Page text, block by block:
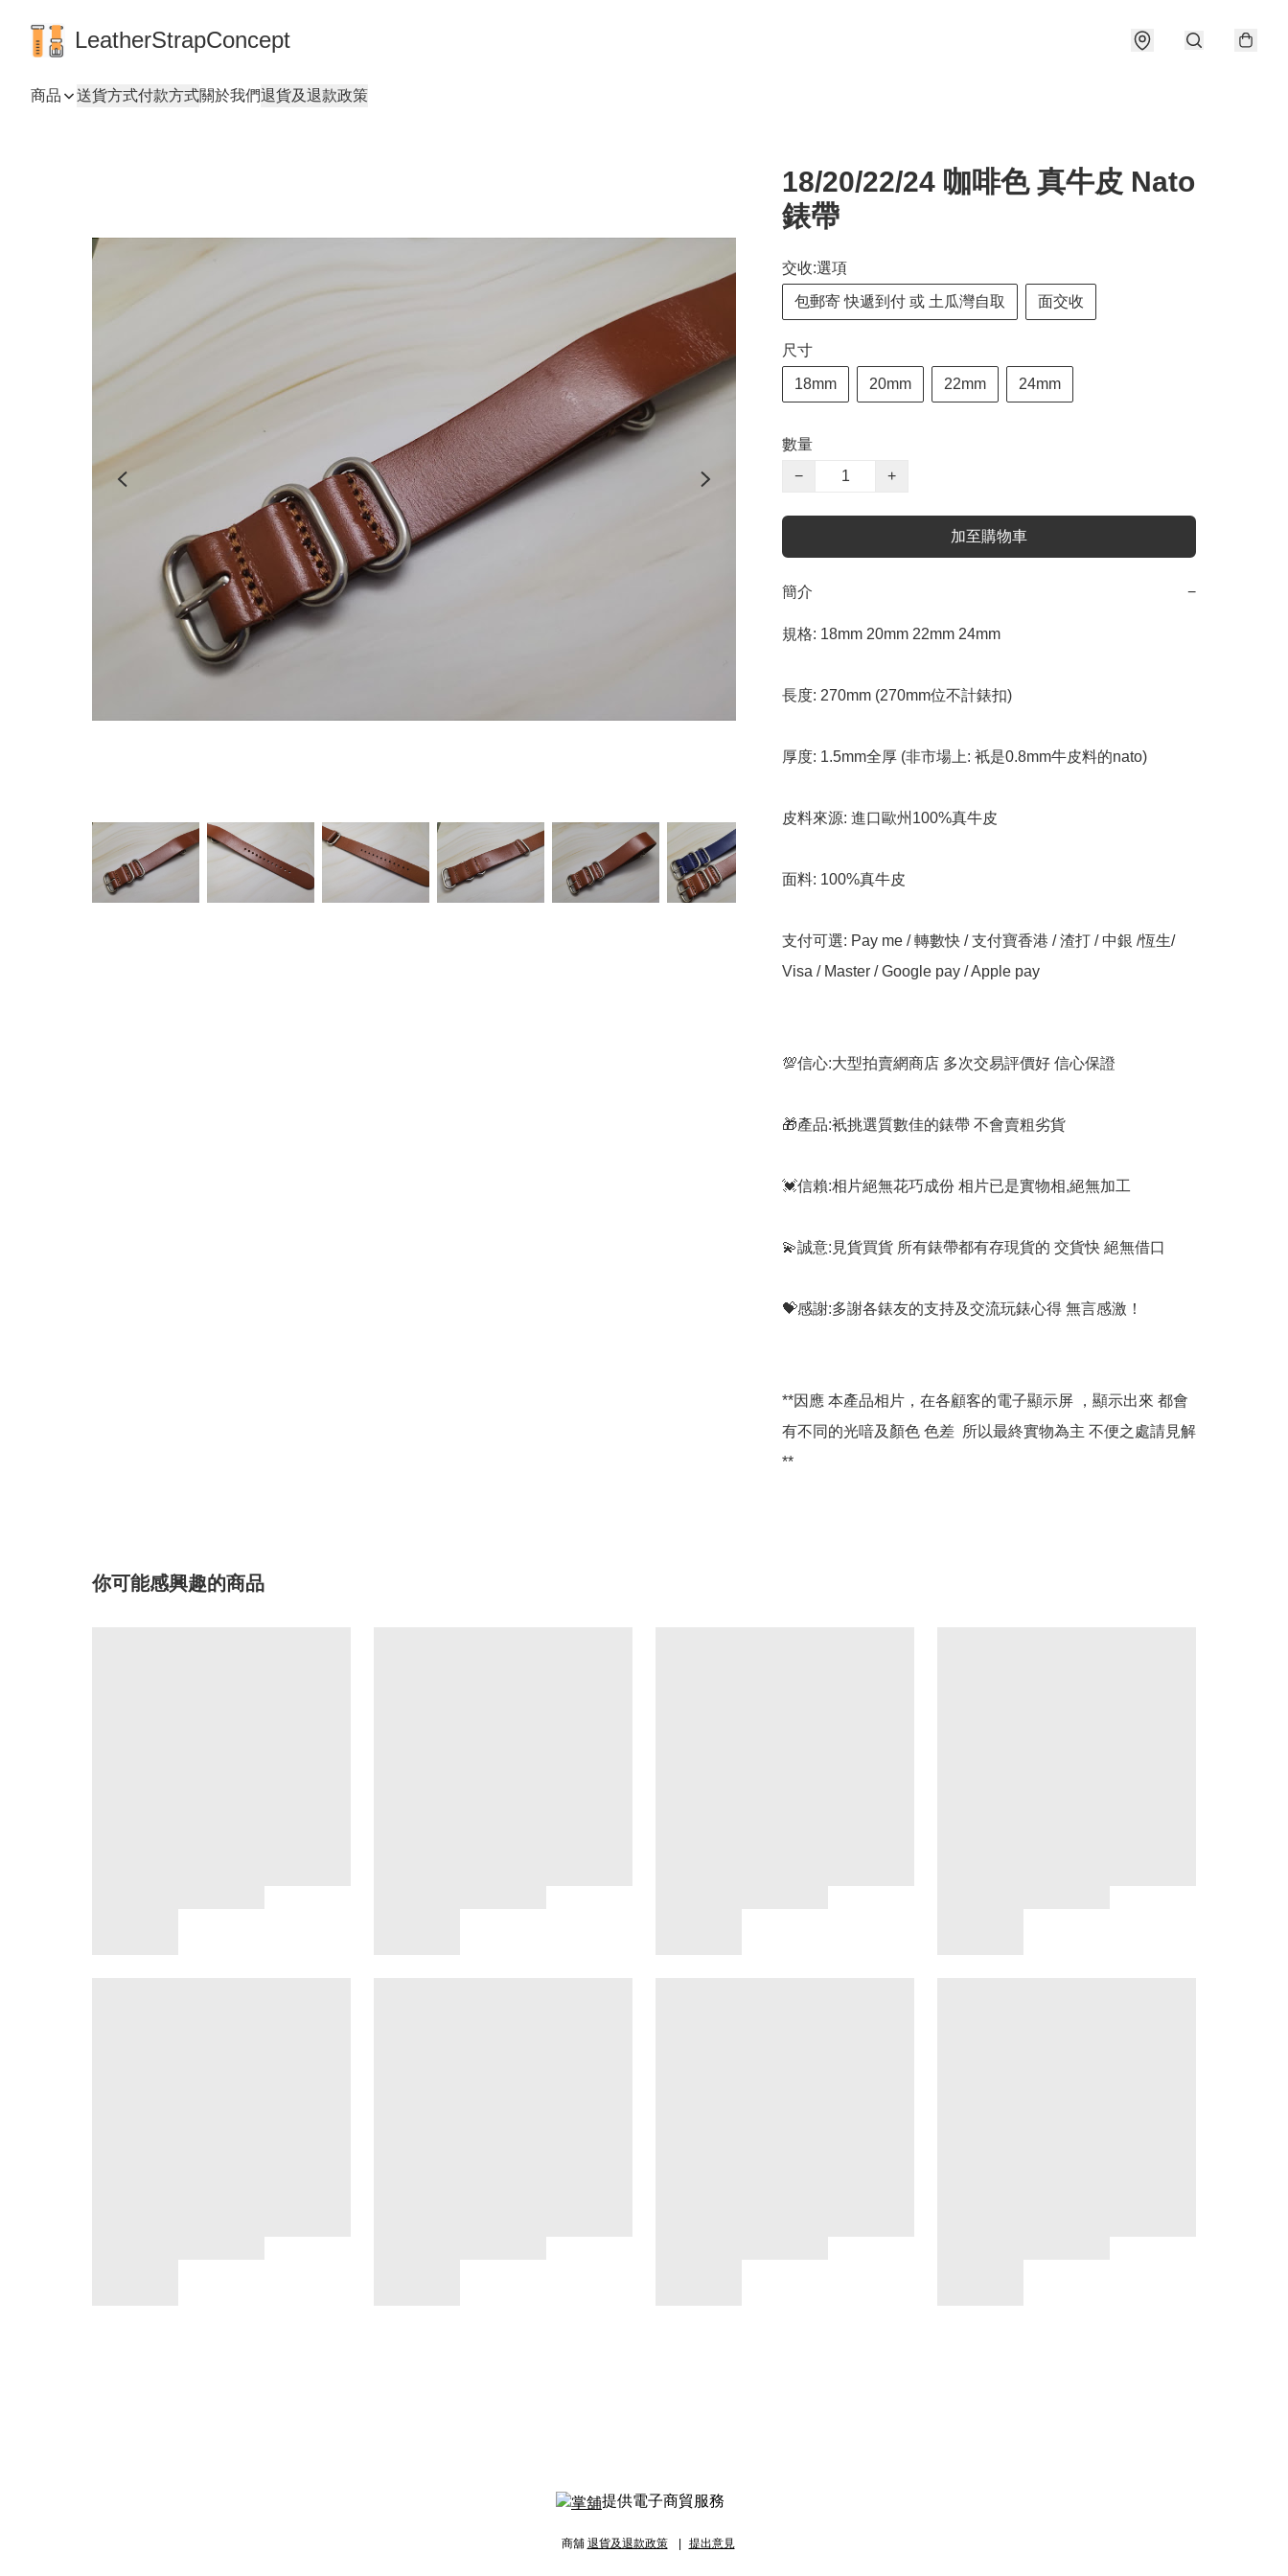
LeatherStrapConcept
商品 送貨方式付款方式關於我們退貨及退款政策
18/20/22/24 咖啡色 真牛皮 Nato
錶帶
交收:選項
包郵寄 快遞到付 或 土瓜灣自取 面交收
尺寸
18mm 20mm 22mm 24mm
數量
−
+
加至購物車
簡介 −
規格: 18mm 20mm 22mm 24mm
長度: 270mm (270mm位不計錶扣)
厚度: 1.5mm全厚 (非市場上: 衹是0.8mm牛皮料的nato)
皮料來源: 進口歐州100%真牛皮
面料: 100%真牛皮
支付可選: Pay me / 轉數快 / 支付寶香港 / 渣打 / 中銀 /恆生/
Visa / Master / Google pay / Apple pay
💯信心:大型拍賣網商店 多次交易評價好 信心保證
🎁產品:衹挑選質數佳的錶帶 不會賣粗劣貨
💓信賴:相片絕無花巧成份 相片已是實物相,絕無加工
💫誠意:見貨買貨 所有錶帶都有存現貨的 交貨快 絕無借口
💝感謝:多謝各錶友的支持及交流玩錶心得 無言感激！
**因應 本產品相片，在各顧客的電子顯示屏 ，顯示出來 都會
有不同的光喑及顏色 色差  所以最終實物為主 不便之處請見解
**
你可能感興趣的商品
提供電子商貿服務
商舖 退貨及退款政策 提出意見